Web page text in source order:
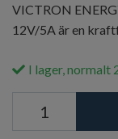
VICTRON
12V/5A är en
I lager, normalt